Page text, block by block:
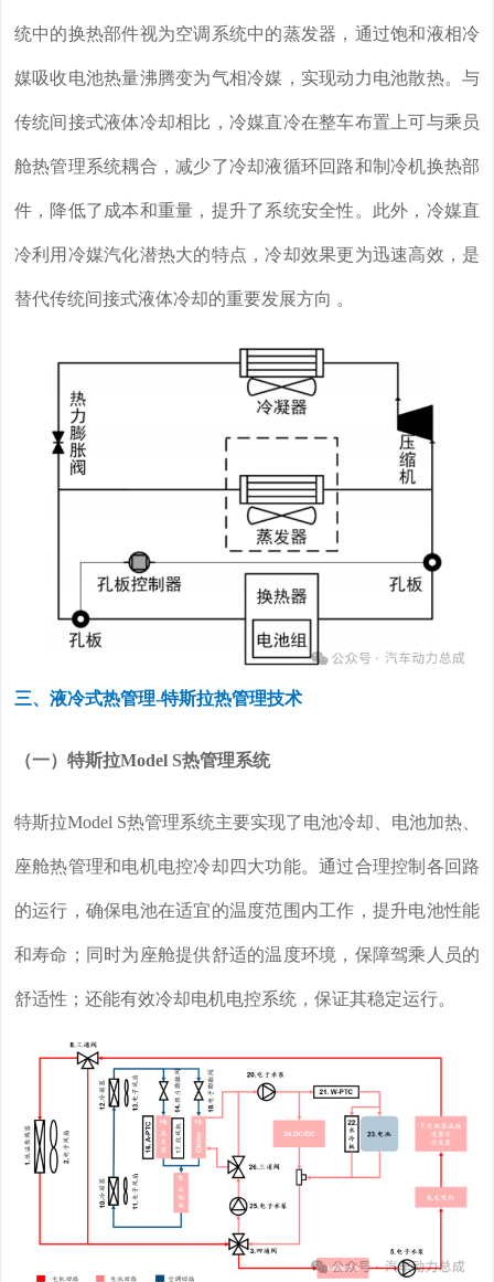
统中的换热部件视为空调系统中的蒸发器，通过饱和液相冷
媒吸收电池热量沸腾变为气相冷媒，实现动力电池散热。与
传统间接式液体冷却相比，冷媒直冷在整车布置上可与乘员
舱热管理系统耦合，减少了冷却液循环回路和制冷机换热部
件，降低了成本和重量，提升了系统安全性。此外，冷媒直
冷利用冷媒汽化潜热大的特点，冷却效果更为迅速高效，是
替代传统间接式液体冷却的重要发展方向 。
三、液冷式热管理-特斯拉热管理技术
（一）特斯拉Model S热管理系统
特斯拉Model S热管理系统主要实现了电池冷却、电池加热、
座舱热管理和电机电控冷却四大功能。通过合理控制各回路
的运行，确保电池在适宜的温度范围内工作，提升电池性能
和寿命；同时为座舱提供舒适的温度环境，保障驾乘人员的
舒适性；还能有效冷却电机电控系统，保证其稳定运行。